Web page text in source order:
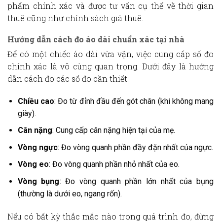
phẩm chính xác và được tư vấn cụ thể về thời gian
thuê cũng như chính sách giá thuê.
Hướng dẫn cách đo áo dài chuẩn xác tại nhà
Để có một chiếc áo dài vừa vặn, việc cung cấp số đo
chính xác là vô cùng quan trọng. Dưới đây là hướng
dẫn cách đo các số đo cần thiết:
Chiều cao: Đo từ đỉnh đầu đến gót chân (khi không mang
giày).
Cân nặng: Cung cấp cân nặng hiện tại của mẹ.
Vòng ngực: Đo vòng quanh phần đầy đặn nhất của ngực.
Vòng eo: Đo vòng quanh phần nhỏ nhất của eo.
Vòng bụng: Đo vòng quanh phần lớn nhất của bụng
(thường là dưới eo, ngang rốn).
Nếu có bất kỳ thắc mắc nào trong quá trình đo, đừng